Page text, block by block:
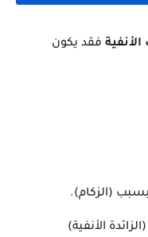
فقد يكون
(الزكام).
الأنفية)